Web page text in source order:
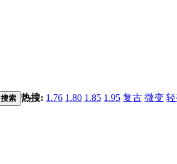
搜索 热搜: 1.76 1.80 1.85 1.95 复古 微变